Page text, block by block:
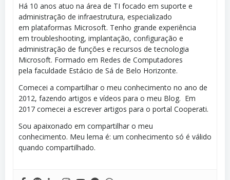
Há 10 anos atuo na área de TI focado em suporte e
administração de infraestrutura, especializado
em plataformas Microsoft. Tenho grande experiência
em troubleshooting, implantação, configuração e
administração de funções e recursos de tecnologia
Microsoft. Formado em Redes de Computadores
pela faculdade Estácio de Sá de Belo Horizonte.
Comecei a compartilhar o meu conhecimento no ano de
2012, fazendo artigos e vídeos para o meu Blog. Em
2017 comecei a escrever artigos para o portal Cooperati.
Sou apaixonado em compartilhar o meu
conhecimento. Meu lema é: um conhecimento só é válido
quando compartilhado.